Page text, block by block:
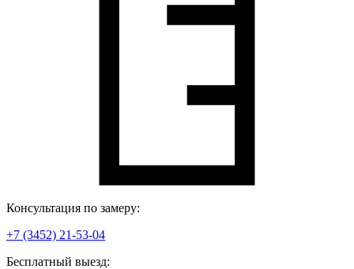
Консультация по замеру:
+7 (3452) 21-53-04
Бесплатный выезд: